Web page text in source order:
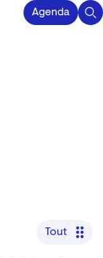
Agenda
Tout